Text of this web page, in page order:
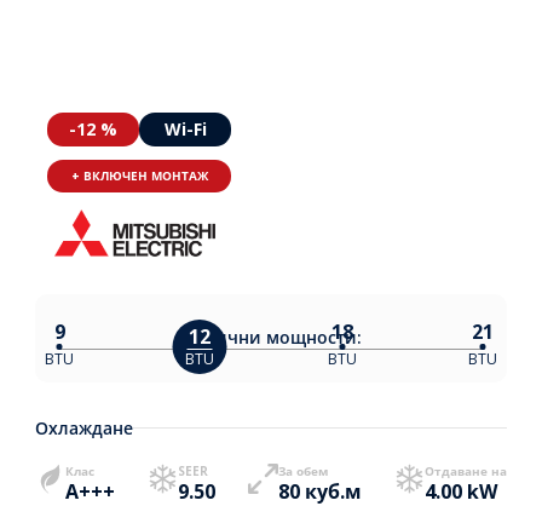
-12 % Wi-Fi
+ ВКЛЮЧЕН МОНТАЖ
Налични мощности:
9
BTU
12
BTU
18
BTU
21
BTU
Охлаждане
Клас
A+++
SEER
9.50
За обем
80 куб.м
Отдаване на
4.00 kW